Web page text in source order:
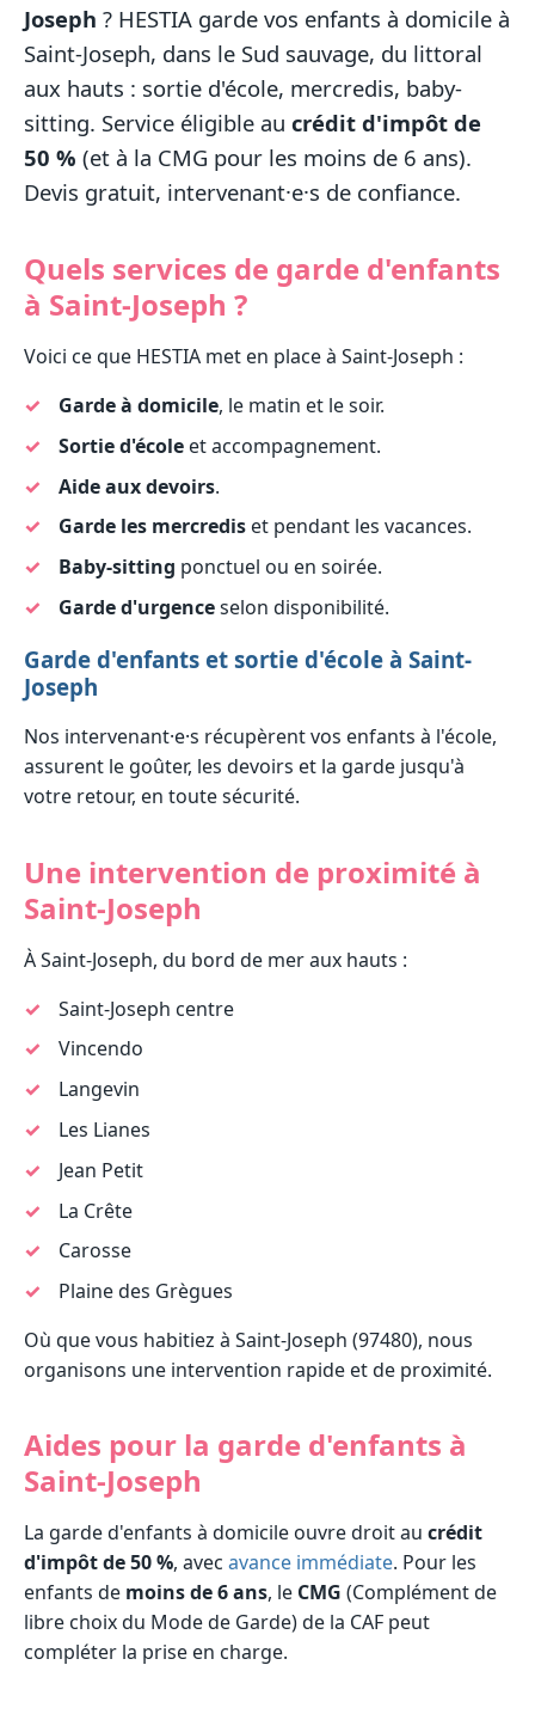
Joseph ? HESTIA garde vos enfants à domicile à
Saint-Joseph, dans le Sud sauvage, du littoral
aux hauts : sortie d'école, mercredis, baby-
sitting. Service éligible au crédit d'impôt de
50 % (et à la CMG pour les moins de 6 ans).
Devis gratuit, intervenant·e·s de confiance.
Quels services de garde d'enfants
à Saint-Joseph ?
Voici ce que HESTIA met en place à Saint-Joseph :
Garde à domicile, le matin et le soir.
Sortie d'écoleet accompagnement.
Aide aux devoirs.
Garde les mercrediset pendant les vacances.
Baby-sitting ponctuel ou en soirée.
Garde d'urgenceselon disponibilité.
Garde d'enfants et sortie d'école à Saint-
Joseph
Nos intervenant·e·s récupèrent vos enfants à l'école,
assurent le goûter, les devoirs et la garde jusqu'à
votre retour, en toute sécurité.
Une intervention de proximité à
Saint-Joseph
À Saint-Joseph, du bord de mer aux hauts :
Saint-Joseph centre
Vincendo
Langevin
Les Lianes
Jean Petit
La Crête
Carosse
Plaine des Grègues
Où que vous habitiez à Saint-Joseph (97480), nous
organisons une intervention rapide et de proximité.
Aides pour la garde d'enfants à
Saint-Joseph
La garde d'enfants à domicile ouvre droit au crédit
d'impôt de 50 %, avec avance immédiate. Pour les
enfants de moins de 6 ans, le CMG (Complément de
libre choix du Mode de Garde) de la CAF peut
compléter la prise en charge.